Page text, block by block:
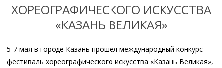
ХОРЕОГРАФИЧЕСКОГО ИСКУССТВА
«КАЗАНЬ ВЕЛИКАЯ»
5-7 мая в городе Казань прошел международный конкурс-
фестиваль хореографического искусства «Казань Великая»,